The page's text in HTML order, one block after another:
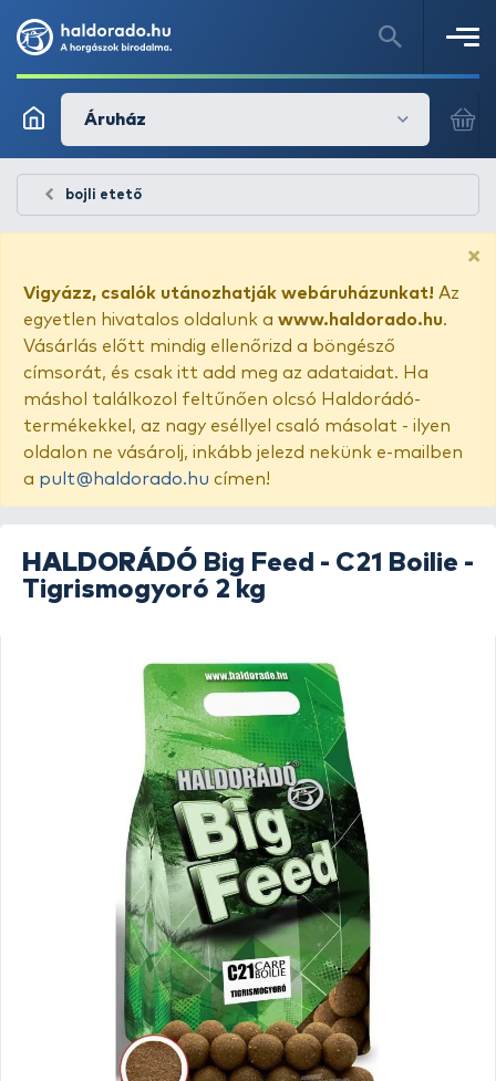
Áruház
bojli etető
×
Vigyázz, csalók utánozhatják webáruházunkat! Az
egyetlen hivatalos oldalunk a www.haldorado.hu.
Vásárlás előtt mindig ellenőrizd a böngésző
címsorát, és csak itt add meg az adataidat. Ha
máshol találkozol feltűnően olcsó Haldorádó-
termékekkel, az nagy eséllyel csaló másolat - ilyen
oldalon ne vásárolj, inkább jelezd nekünk e-mailben
a pult@haldorado.hu címen!
HALDORÁDÓ Big Feed - C21 Boilie -
Tigrismogyoró 2 kg